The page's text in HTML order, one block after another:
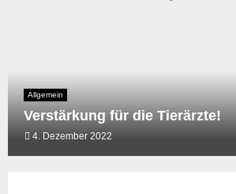
Allgemein
Verstärkung für die Tierärzte!
4. Dezember 2022